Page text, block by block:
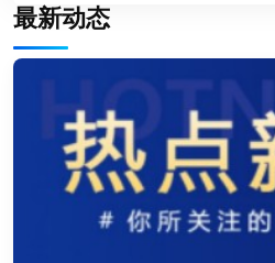
最新动态